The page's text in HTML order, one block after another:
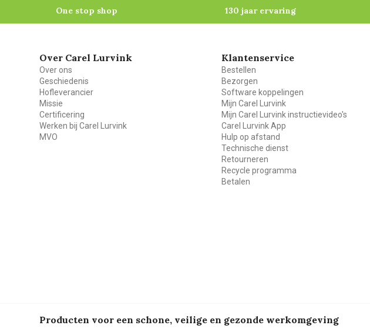
One stop shop 130 jaar ervaring
Over Carel Lurvink
Over ons
Geschiedenis
Hofleverancier
Missie
Certificering
Werken bij Carel Lurvink
MVO
Klantenservice
Bestellen
Bezorgen
Software koppelingen
Mijn Carel Lurvink
Mijn Carel Lurvink instructievideo's
Carel Lurvink App
Hulp op afstand
Technische dienst
Retourneren
Recycle programma
Betalen
Producten voor een schone, veilige en gezonde werkomgeving